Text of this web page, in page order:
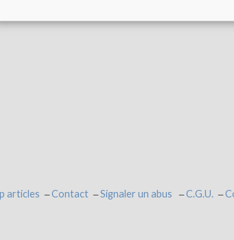
articles Contact Signaler un abus C.G.U.